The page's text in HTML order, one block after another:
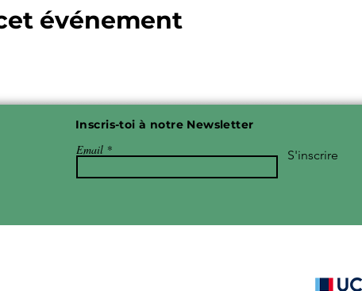
événement
Inscris-toi à notre Newsletter
Email S'inscrire